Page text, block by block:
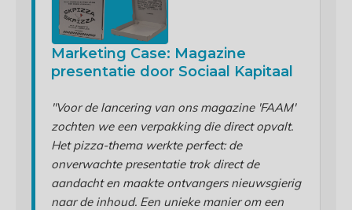
Marketing Case: Magazine
presentatie door Sociaal Kapitaal
"Voor de lancering van ons magazine 'FAAM'
zochten we een verpakking die direct opvalt.
Het pizza-thema werkte perfect: de
onverwachte presentatie trok direct de
aandacht en maakte ontvangers nieuwsgierig
naar de inhoud. Een unieke manier om een